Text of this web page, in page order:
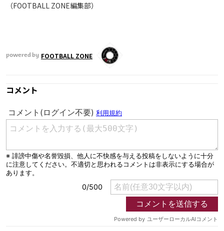
（FOOTBALL ZONE編集部）
powered by FOOTBALL ZONE
コメント